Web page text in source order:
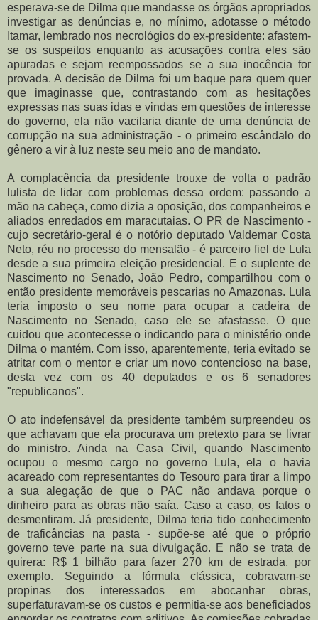
esperava-se de Dilma que mandasse os órgãos apropriados
investigar as denúncias e, no mínimo, adotasse o método
Itamar, lembrado nos necrológios do ex-presidente: afastem-
se os suspeitos enquanto as acusações contra eles são
apuradas e sejam reempossados se a sua inocência for
provada. A decisão de Dilma foi um baque para quem quer
que imaginasse que, contrastando com as hesitações
expressas nas suas idas e vindas em questões de interesse
do governo, ela não vacilaria diante de uma denúncia de
corrupção na sua administração - o primeiro escândalo do
gênero a vir à luz neste seu meio ano de mandato.
A complacência da presidente trouxe de volta o padrão
lulista de lidar com problemas dessa ordem: passando a
mão na cabeça, como dizia a oposição, dos companheiros e
aliados enredados em maracutaias. O PR de Nascimento -
cujo secretário-geral é o notório deputado Valdemar Costa
Neto, réu no processo do mensalão - é parceiro fiel de Lula
desde a sua primeira eleição presidencial. E o suplente de
Nascimento no Senado, João Pedro, compartilhou com o
então presidente memoráveis pescarias no Amazonas. Lula
teria imposto o seu nome para ocupar a cadeira de
Nascimento no Senado, caso ele se afastasse. O que
cuidou que acontecesse o indicando para o ministério onde
Dilma o mantém. Com isso, aparentemente, teria evitado se
atritar com o mentor e criar um novo contencioso na base,
desta vez com os 40 deputados e os 6 senadores
"republicanos".
O ato indefensável da presidente também surpreendeu os
que achavam que ela procurava um pretexto para se livrar
do ministro. Ainda na Casa Civil, quando Nascimento
ocupou o mesmo cargo no governo Lula, ela o havia
acareado com representantes do Tesouro para tirar a limpo
a sua alegação de que o PAC não andava porque o
dinheiro para as obras não saía. Caso a caso, os fatos o
desmentiram. Já presidente, Dilma teria tido conhecimento
de traficâncias na pasta - supõe-se até que o próprio
governo teve parte na sua divulgação. E não se trata de
quirera: R$ 1 bilhão para fazer 270 km de estrada, por
exemplo. Seguindo a fórmula clássica, cobravam-se
propinas dos interessados em abocanhar obras,
superfaturavam-se os custos e permitia-se aos beneficiados